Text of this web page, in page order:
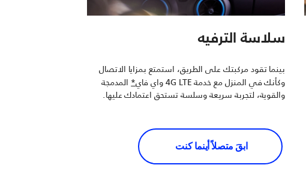
سلاسة الترفيه
بينما تقود مركبتك على الطريق، استمتع بمزايا الاتصال
وكأنك في المنزل مع خدمة 4G LTE واي فاي
* المدمجة
والقوية، لتجربة سريعة وسلسة تستحق اعتمادك عليها.
ابقَ متصلاً أينما كنت